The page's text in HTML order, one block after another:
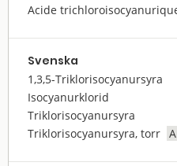
Acide
Svenska
1,3,5-Triklorisocyanursyra
Isocyanurklorid
Triklorisocyanursyra
Triklorisocyanursyra, torr